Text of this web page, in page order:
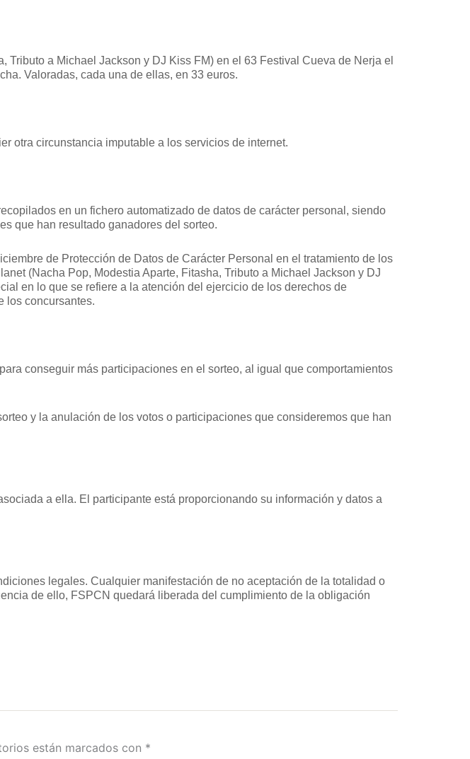
a Michael Jackson y DJ Kiss FM) en el 63 Festival Cueva de Nerja el
Valoradas, cada una de ellas, en 33 euros.
otra circunstancia imputable a los servicios de internet.
en un fichero automatizado de datos de carácter personal, siendo
que han resultado ganadores del sorteo.
de Protección de Datos de Carácter Personal en el tratamiento de los
(Nacha Pop, Modestia Aparte, Fitasha, Tributo a Michael Jackson y DJ
en lo que se refiere a la atención del ejercicio de los derechos de
los concursantes.
conseguir más participaciones en el sorteo, al igual que comportamientos
y la anulación de los votos o participaciones que consideremos que han
a ella. El participante está proporcionando su información y datos a
legales. Cualquier manifestación de no aceptación de la totalidad o
de ello, FSPCN quedará liberada del cumplimiento de la obligación
están marcados con *